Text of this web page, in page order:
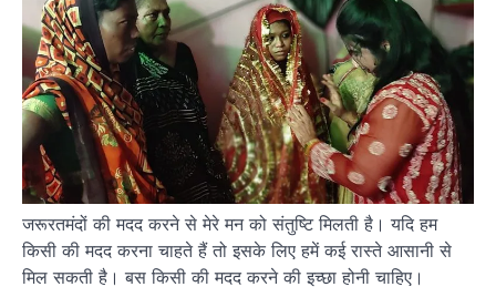
जरूरतमंदों की मदद करने से मेरे मन को संतुष्टि मिलती है। यदि हम
किसी की मदद करना चाहते हैं तो इसके लिए हमें कई रास्ते आसानी से
मिल सकती है। बस किसी की मदद करने की इच्छा होनी चाहिए।